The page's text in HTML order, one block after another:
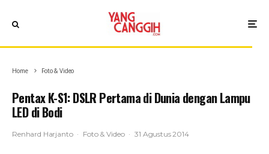
Home Foto & Video
Pentax K-S1: DSLR Pertama di Dunia dengan Lampu
LED di Bodi
Renhard Harjanto · Foto & Video · 31 Agustus 2014